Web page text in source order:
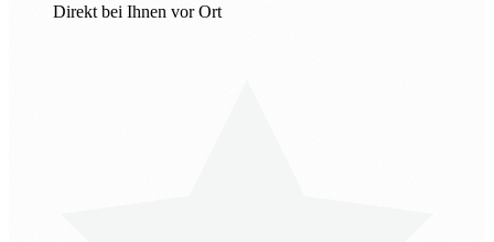
Direkt bei Ihnen vor Ort